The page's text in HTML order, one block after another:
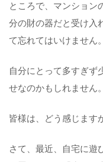
ところで、マンション
分の財の器だと受け入
て忘れてはいけません。
自分にとって多すぎず
せなのかもしれません。
皆様は、どう感じます
さて、最近、自宅に遊